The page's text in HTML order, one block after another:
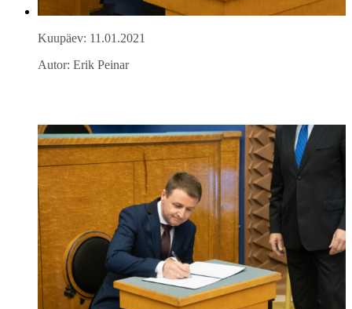
Kuupäev: 11.01.2021
Autor: Erik Peinar